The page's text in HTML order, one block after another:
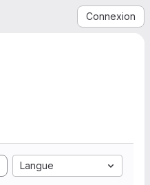
Connexion
Langue